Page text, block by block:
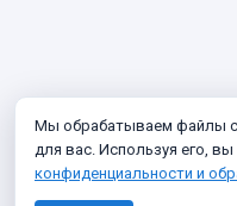
Мы обрабатываем файлы
для вас. Используя его,
конфиденциальности и